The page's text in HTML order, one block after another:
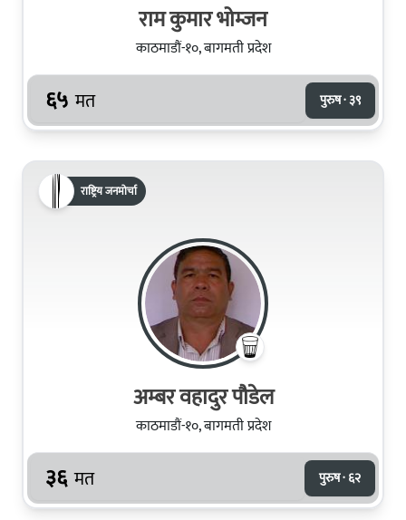
राम कुमार भोम्‍जन
काठमाडौं-१०, बागमती प्रदेश
६५ मत पुरुष · ३९
राष्ट्रिय जनमोर्चा
अम्बर वहादुर पौडेल
काठमाडौं-१०, बागमती प्रदेश
३६ मत पुरुष · ६२